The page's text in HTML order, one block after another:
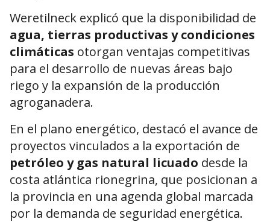
Weretilneck explicó que la disponibilidad de
agua, tierras productivas y condiciones
climáticas otorgan ventajas competitivas
para el desarrollo de nuevas áreas bajo
riego y la expansión de la producción
agroganadera.
En el plano energético, destacó el avance de
proyectos vinculados a la exportación de
petróleo y gas natural licuado desde la
costa atlántica rionegrina, que posicionan a
la provincia en una agenda global marcada
por la demanda de seguridad energética.